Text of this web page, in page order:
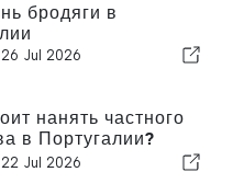
бродяги в
26 Jul 2026
нанять частного
в Португалии?
в которых
22 Jul 2026